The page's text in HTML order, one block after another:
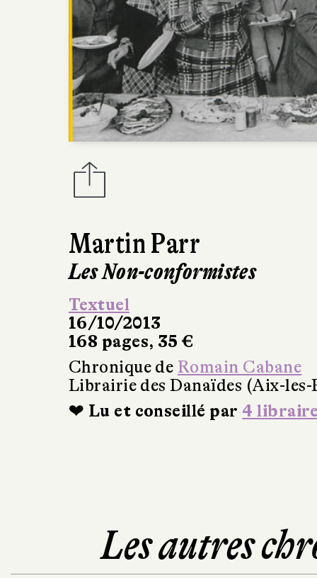
Martin Parr
Les Non-conformistes
Textuel
16/10/2013
168 pages, 35 €
Chronique de Romain Cabane
Librairie des Danaïdes (Aix-les-
❤ Lu et conseillé par 4
Les autres